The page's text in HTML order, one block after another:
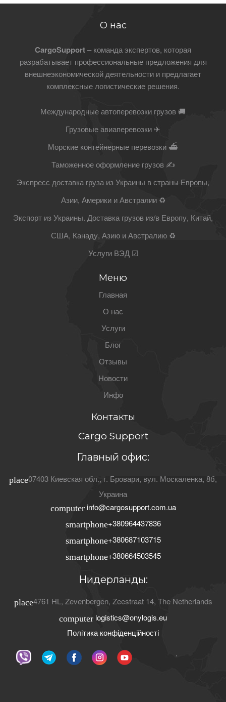
О нас
CargoSupport– команда экспертов, которая
разрабатывает профессиональные предложения для
внешнеэкономической деятельности и предлагает
комплексные логистические решения.
Международные автоперевозки грузов 🚚
Грузовые авиаперевозки ✈
Морские контейнерные перевозки ⛴
Таможенное оформление грузов ✍
Экспресс доставка груза из Украины в страны Европы,
Азии, Америки и Австралии ♻
Экспорт из Украины. Доставка грузов из/в Европу, Китай,
США, Канаду, Азию и Австралию ♻
Услуги ВЭД ☑
Меню
Главная
О нас
Услуги
Блог
Отзывы
Новости
Инфо
Контакты
Cargo Support
Главный офис:
place07403 Киевская обл., г. Бровари, вул. Москаленка, 8б,
Украина
computerinfo@cargosupport.com.ua
smartphone+380964437836
smartphone+380687103715
smartphone+380664503545
Нидерланды:
place4761 HL , Zevenbergen, Zeestraat 14, The Netherlands
computer logistics@onylogis.eu
Політика конфіденційності
ʼ